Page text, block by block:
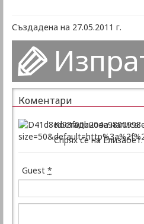
Създадена на 27.05.2011 г.
Коментари
Костадинова написа:
Спрях се на
Guest *